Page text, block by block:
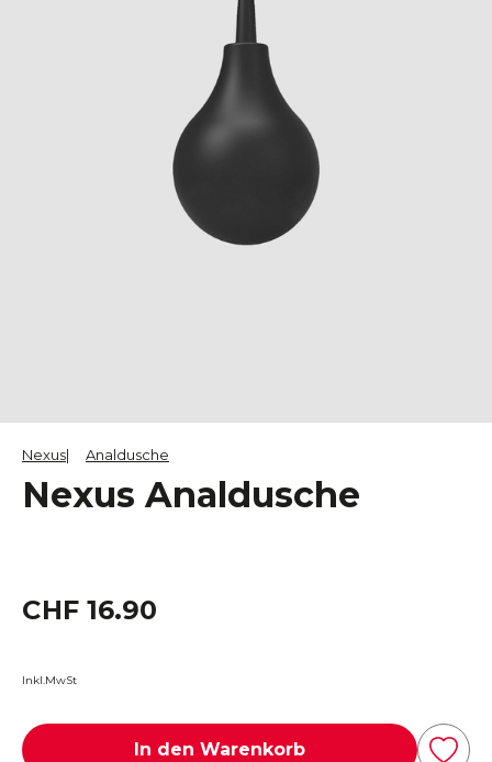
Nexus Analdusche
Nexus Analdusche
CHF 16.90
Inkl.MwSt
In den Warenkorb